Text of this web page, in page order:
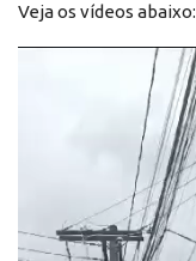
Veja os vídeos abaixo: